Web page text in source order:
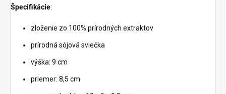
Špecifikácie:
zloženie zo 100% prírodných extraktov
prírodná sójová sviečka
výška: 9 cm
priemer: 8,5 cm